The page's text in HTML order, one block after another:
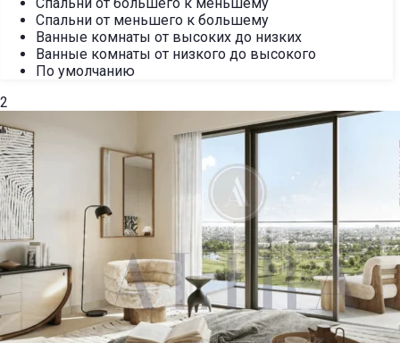
Спальни от меньшего к большему
Ванные комнаты от высоких до низких
Ванные комнаты от низкого до высокого
По умолчанию
2